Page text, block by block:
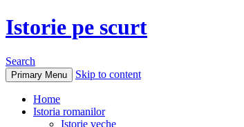
Istorie pe scurt
Search
Primary Menu Skip to content
Home
Istoria romanilor
Istorie veche